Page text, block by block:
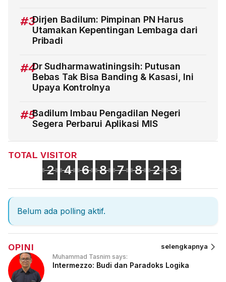
#3Dirjen Badilum: Pimpinan PN Harus
Utamakan Kepentingan Lembaga dari
Pribadi
#4Dr Sudharmawatiningsih: Putusan
Bebas Tak Bisa Banding & Kasasi, Ini
Upaya Kontrolnya
#5Badilum Imbau Pengadilan Negeri
Segera Perbarui Aplikasi MIS
TOTAL VISITOR
2 4 6 8 7 8 2 3
Belum ada polling aktif.
OPINI selengkapnya
Muhammad Tasnim says:
Intermezzo: Budi dan Paradoks Logika